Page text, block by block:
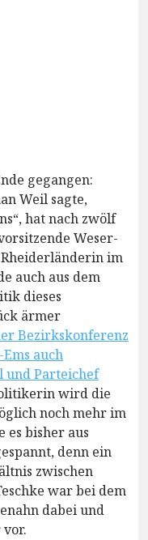
gegangen:
Weil sagte,
hat nach zwölf
Weser-
im
auch aus dem
dieses
ärmer
Bezirkskonferenz
auch
und Parteichef
wird die
noch mehr im
es bisher aus
denn ein
zwischen
war bei dem
dabei und